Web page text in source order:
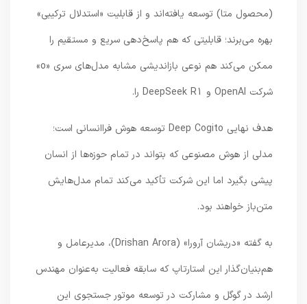
(محصول متا) توسعه یافته‌اند و از قابلیت «استدلال ترکیبی»
بهره می‌برند؛ قابلیتی که هم پاسخ‌دهی سریع و مستقیم را
ممکن می‌کند هم نوعی بازاندیشی مشابه مدل‌های سری «o»
هدف نهایی Deep Cogito توسعه هوش فراانسانی است؛
مدلی از هوش مصنوعی که بتواند در تمام حوزه‌ها از انسان
پیشی بگیرد اما این شرکت تأکید می‌کند تمام مدل‌هایش
متن‌باز خواهند بود.
به گفته «دریشان آرورا» (Drishan Arora)، مدیرعامل و
هم‌بنیان‌گذار این استارتاپ که سابقه فعالیت به‌عنوان مهندس
ارشد در گوگل و مشارکت در توسعه موتور جستجوی این